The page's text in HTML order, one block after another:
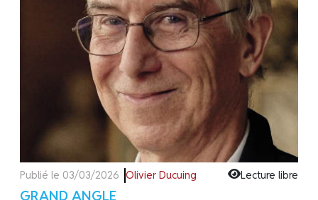
Publié le 03/03/2026 Olivier Ducuing Lecture libre
GRAND ANGLE